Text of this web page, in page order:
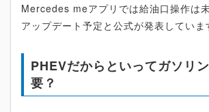
Mercedes meアプリでは給油口操作は
アップデート予定と公式が発表していま
PHEVだからといってガソリ
要？